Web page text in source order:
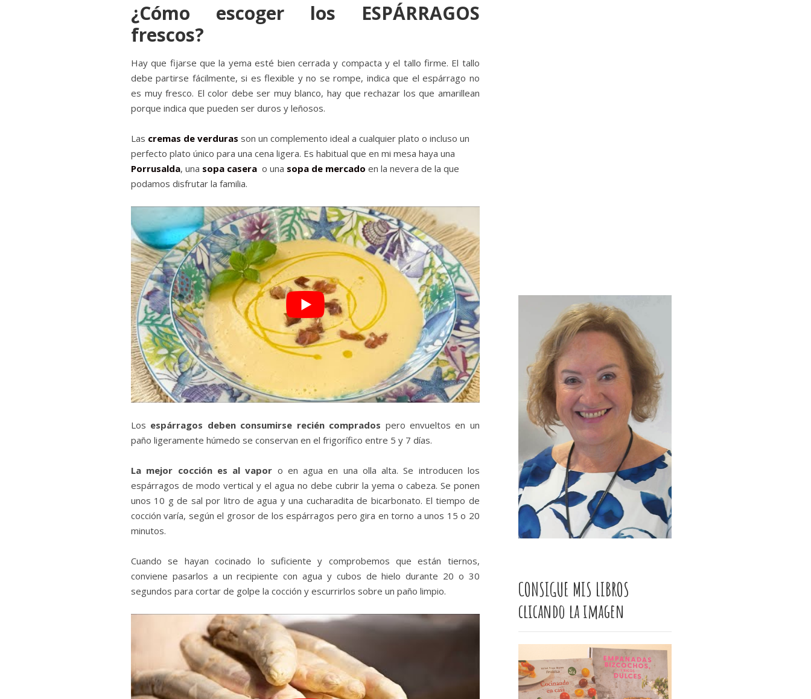
¿Cómo escoger los ESPÁRRAGOS
frescos?
Hay que fijarse que la yema esté bien cerrada y compacta y el tallo firme. El tallo
debe partirse fácilmente, si es flexible y no se rompe, indica que el espárrago no
es muy fresco. El color debe ser muy blanco, hay que rechazar los que amarillean
porque indica que pueden ser duros y leñosos.
Las cremas de verduras son un complemento ideal a cualquier plato o incluso un
perfecto plato único para una cena ligera. Es habitual que en mi mesa haya una
Porrusalda, una sopa casera o una sopa de mercado en la nevera de la que
podamos disfrutar la familia.
Los espárragos deben consumirse recién comprados pero envueltos en un
paño ligeramente húmedo se conservan en el frigorífico entre 5 y 7 días.
La mejor cocción es al vapor o en agua en una olla alta. Se introducen los
espárragos de modo vertical y el agua no debe cubrir la yema o cabeza. Se ponen
unos 10 g de sal por litro de agua y una cucharadita de bicarbonato. El tiempo de
cocción varía, según el grosor de los espárragos pero gira en torno a unos 15 o 20
minutos.
Cuando se hayan cocinado lo suficiente y comprobemos que están tiernos,
conviene pasarlos a un recipiente con agua y cubos de hielo durante 20 o 30
segundos para cortar de golpe la cocción y escurrirlos sobre un paño limpio.
CONSIGUE MIS LIBROS
clicando la imagen